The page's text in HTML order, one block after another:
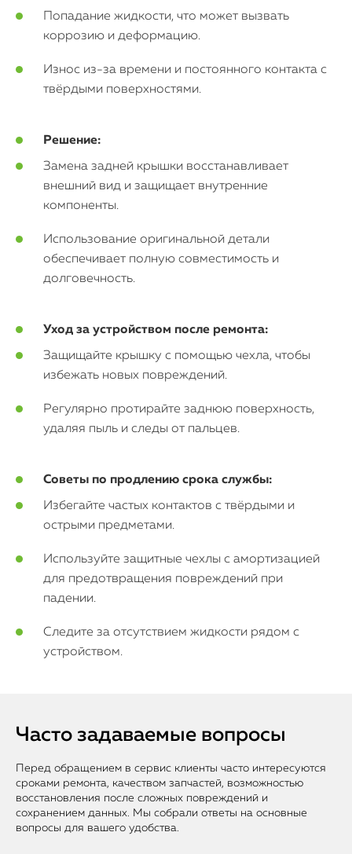
О нас
Статьи
Попадание жидкости, что может вызвать
коррозию и деформацию.
Износ из-за времени и постоянного контакта с
твёрдыми поверхностями.
Решение:
Замена задней крышки восстанавливает
внешний вид и защищает внутренние
компоненты.
Использование оригинальной детали
обеспечивает полную совместимость и
долговечность.
Уход за устройством после ремонта:
Защищайте крышку с помощью чехла, чтобы
избежать новых повреждений.
Регулярно протирайте заднюю поверхность,
удаляя пыль и следы от пальцев.
Советы по продлению срока службы:
Избегайте частых контактов с твёрдыми и
острыми предметами.
Используйте защитные чехлы с амортизацией
для предотвращения повреждений при
падении.
Следите за отсутствием жидкости рядом с
устройством.
Часто задаваемые вопросы
Перед обращением в сервис клиенты часто интересуются
сроками ремонта, качеством запчастей, возможностью
восстановления после сложных повреждений и
сохранением данных. Мы собрали ответы на основные
вопросы для вашего удобства.